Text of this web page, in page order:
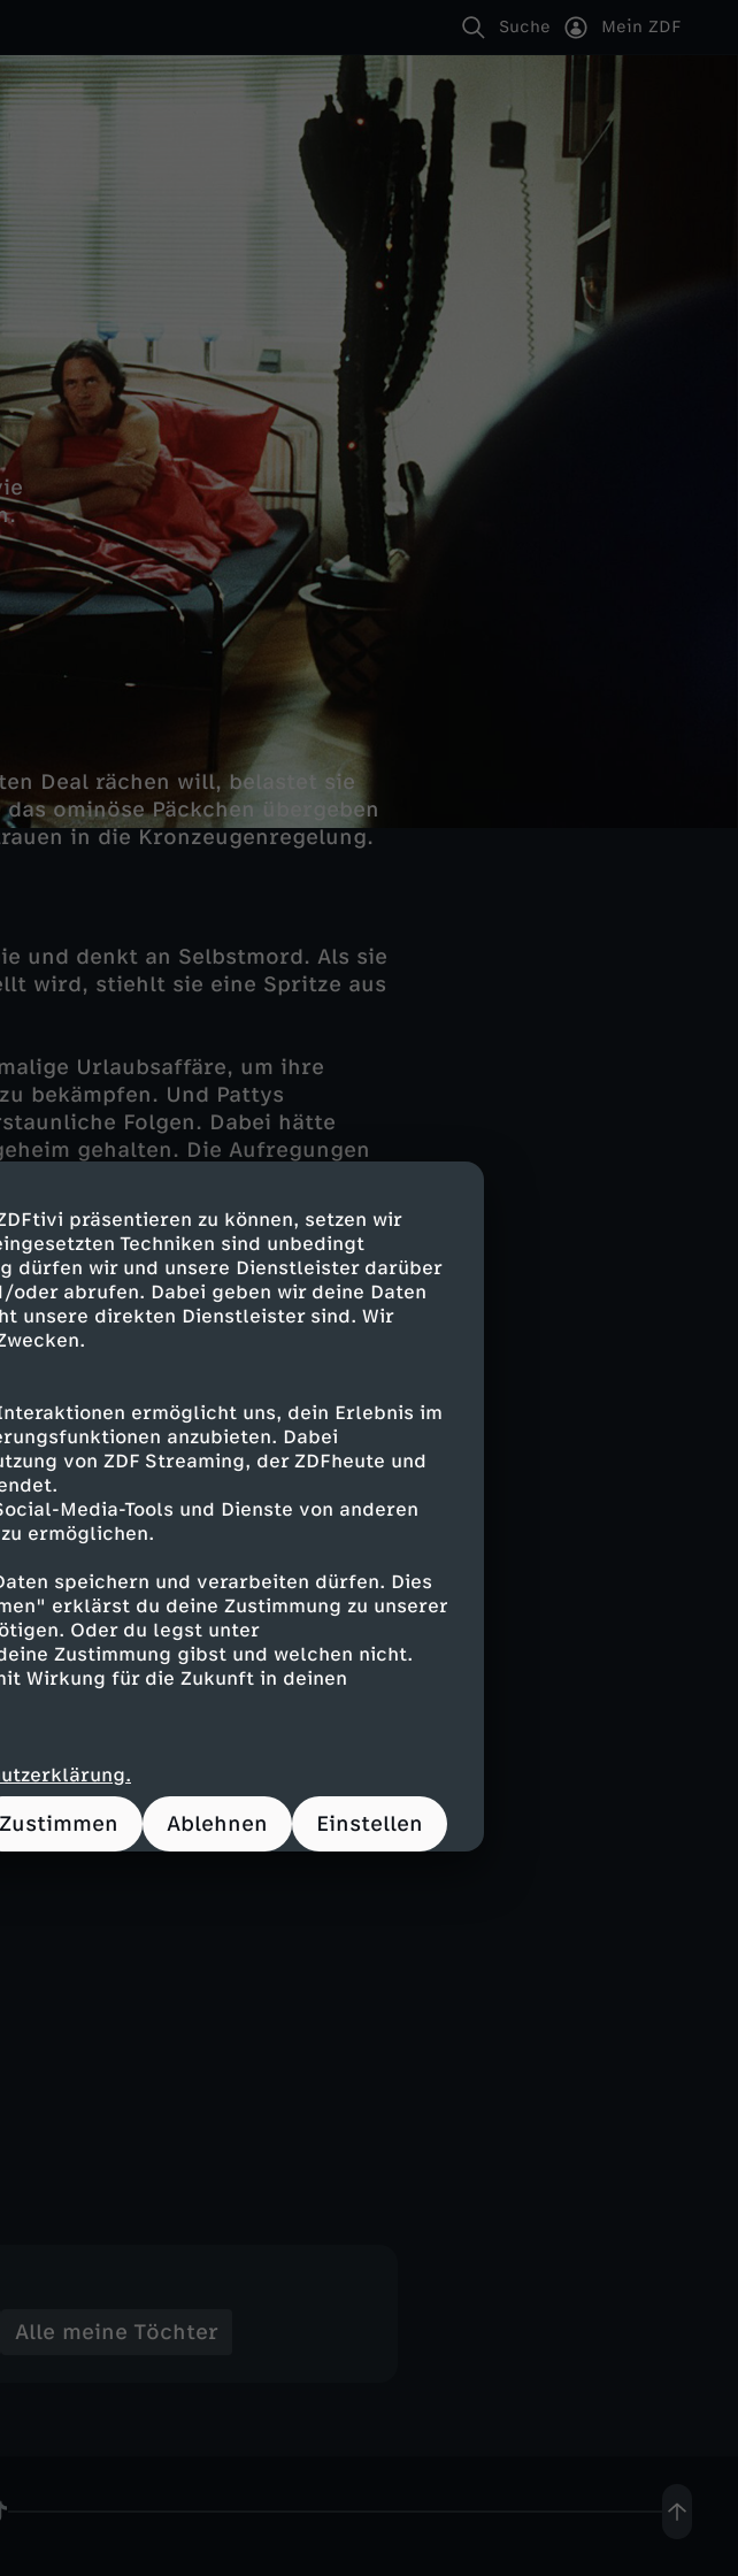
präsentieren zu können, setzen wir
Techniken sind unbedingt
dürfen wir und unsere Dienstleister darüber
abrufen. Dabei geben wir deine Daten
unsere direkten Dienstleister sind. Wir
ermöglicht uns, dein Erlebnis im
anzubieten. Dabei
von ZDF Streaming, der ZDFheute und
Media-Tools und Dienste von anderen
ermöglichen.
speichern und verarbeiten dürfen. Dies
erklärst du deine Zustimmung zu unserer
Oder du legst unter
Zustimmung gibst und welchen nicht.
Wirkung für die Zukunft in deinen
Zustimmen Ablehnen Einstellen
Suche Mein ZDF
Deal rächen will, belastet sie
ominöse Päckchen übergeben
in die Kronzeugenregelung.
und denkt an Selbstmord. Als sie
wird, stiehlt sie eine Spritze aus
Urlaubsaffäre, um ihre
bekämpfen. Und Pattys
Folgen. Dabei hätte
gehalten. Die Aufregungen
Nacht herrscht allgemeine
Tochter, Patty kann nicht
im Haus entsetzlich.
in Ordnung zu bringen und
Eifersucht ist. Elsa kann
versucht, Lea zur Rede zu
Als Roman Rottmann kurze Zeit
alles für sie aufzugeben, muss
Alle meine Töchter